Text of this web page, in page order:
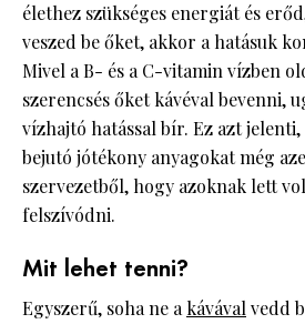
élethez szükséges energiát és
veszed be őket, akkor a hatásuk
Mivel a B- és a C-vitamin vízben
szerencsés őket kávéval bevenni,
vízhajtó hatással bír. Ez azt
bejutó jótékony anyagokat még
szervezetből, hogy azoknak lett
felszívódni.
Mit lehet tenni?
Egyszerű, soha ne akávávalvedd